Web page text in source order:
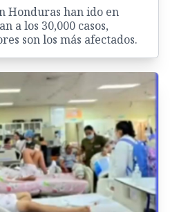
Honduras han ido en
a los 30,000 casos,
son los más afectados.